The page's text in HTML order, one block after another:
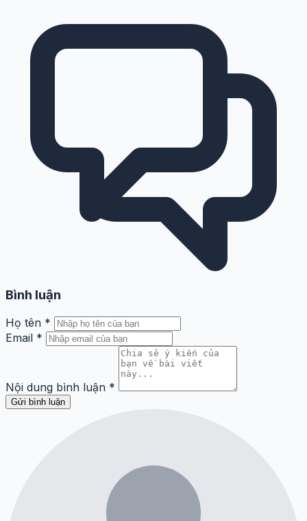
Bình luận
Họ tên *
Email *
Nội dung bình luận *
Gửi bình luận